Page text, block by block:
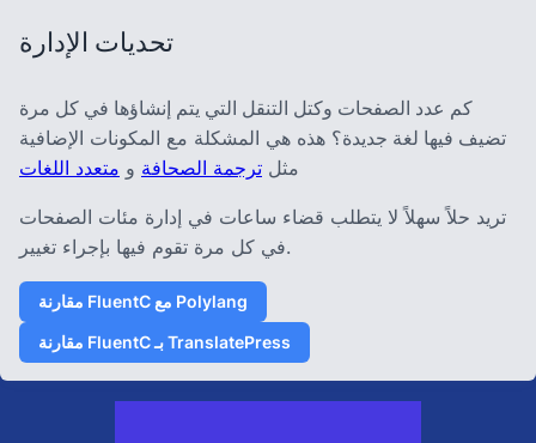
تحديات الإدارة
كم عدد الصفحات وكتل التنقل التي يتم إنشاؤها في كل مرة
تضيف فيها لغة جديدة؟ هذه هي المشكلة مع المكونات الإضافية
مثل ترجمة الصحافة و متعدد اللغات
تريد حلاً سهلاً لا يتطلب قضاء ساعات في إدارة مئات الصفحات
في كل مرة تقوم فيها بإجراء تغيير.
مقارنة FluentC مع Polylang
مقارنة FluentC بـ TranslatePress